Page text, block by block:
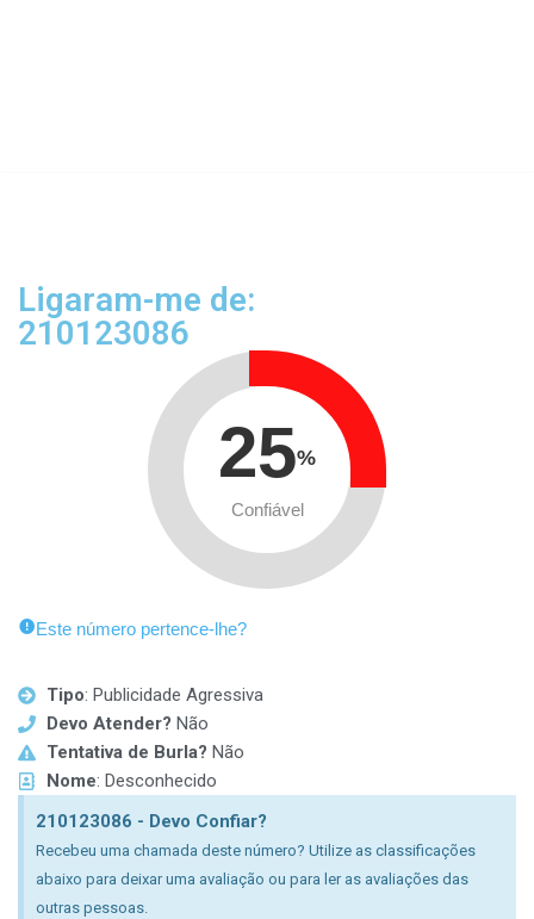
Ligaram-me de:
210123086
25%
Confiável
Este número pertence-lhe?
Tipo: Publicidade Agressiva
Devo Atender? Não
Tentativa de Burla? Não
Nome: Desconhecido
210123086 - Devo Confiar?
Recebeu uma chamada deste número? Utilize as classificações
abaixo para deixar uma avaliação ou para ler as avaliações das
outras pessoas.